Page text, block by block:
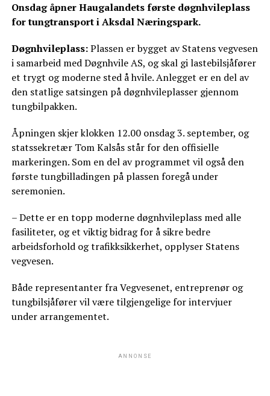
Onsdag åpner Haugalandets første døgnhvileplass
for tungtransport i Aksdal Næringspark.
Døgnhvileplass:Plassen er bygget av Statens vegvesen
i samarbeid med Døgnhvile AS, og skal gi lastebilsjåfører
et trygt og moderne sted å hvile. Anlegget er en del av
den statlige satsingen på døgnhvileplasser gjennom
tungbilpakken.
Åpningen skjer klokken 12.00 onsdag 3. september, og
statssekretær Tom Kalsås står for den offisielle
markeringen. Som en del av programmet vil også den
første tungbilladingen på plassen foregå under
seremonien.
– Dette er en topp moderne døgnhvileplass med alle
fasiliteter, og et viktig bidrag for å sikre bedre
arbeidsforhold og trafikksikkerhet, opplyser Statens
vegvesen.
Både representanter fra Vegvesenet, entreprenør og
tungbilsjåfører vil være tilgjengelige for intervjuer
under arrangementet.
ANNONSE